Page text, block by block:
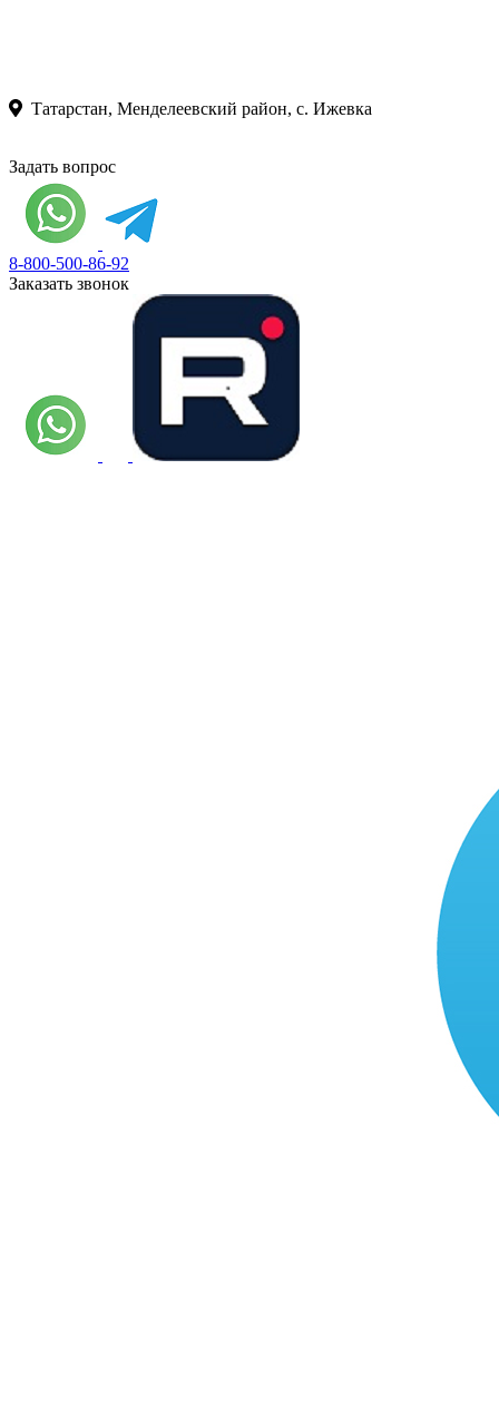
Татарстан, Менделеевский район, с. Ижевка
Задать вопрос
8-800-500-86-92
Заказать звонок